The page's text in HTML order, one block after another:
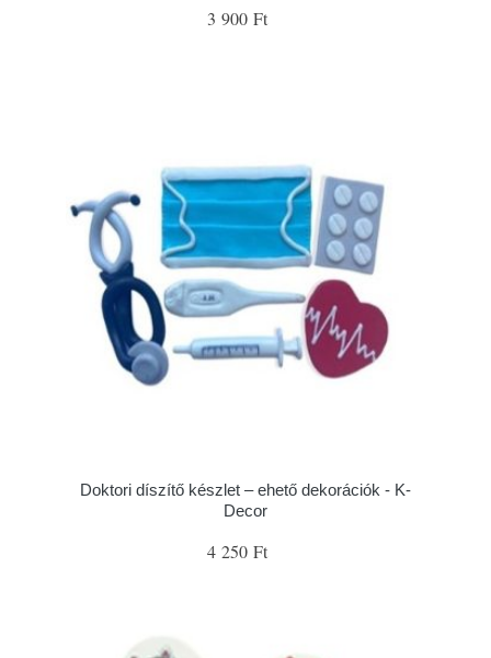
3 900 Ft
Doktori díszítő készlet – ehető dekorációk - K-
Decor
4 250 Ft